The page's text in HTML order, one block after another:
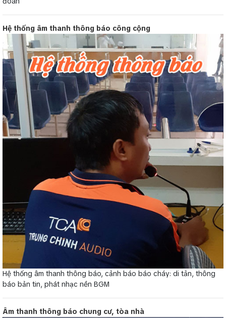
Hệ thống âm thanh thông báo công cộng
Hệ thống âm thanh thông báo, cảnh báo báo cháy: di tản, thông
báo bản tin, phát nhạc nền BGM
Âm thanh thông báo chung cư, tòa nhà